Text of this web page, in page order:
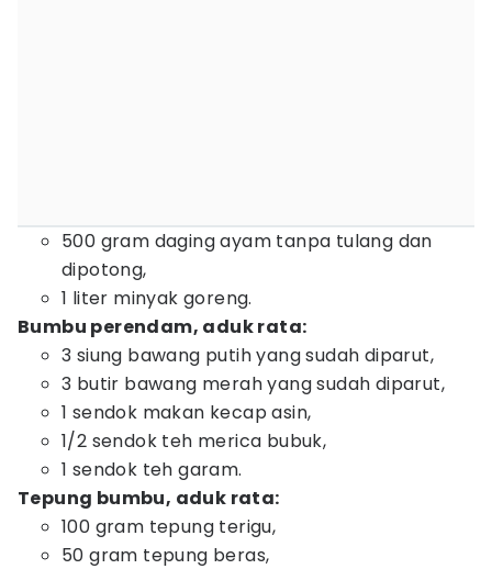
500 gram daging ayam tanpa tulang dan
dipotong,
1 liter minyak goreng.
Bumbu perendam, aduk rata:
3 siung bawang putih yang sudah diparut,
3 butir bawang merah yang sudah diparut,
1 sendok makan kecap asin,
1/2 sendok teh merica bubuk,
1 sendok teh garam.
Tepung bumbu, aduk rata:
100 gram tepung terigu,
50 gram tepung beras,